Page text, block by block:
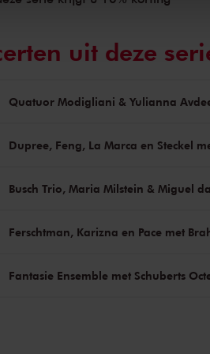
uit deze
Quatuor Modigliani & Yulianna
Dupree, Feng, La Marca en Steckel
Busch Trio, Maria Milstein & Miguel
Ferschtman, Karizna en Pace met
Fantasie Ensemble met Schuberts